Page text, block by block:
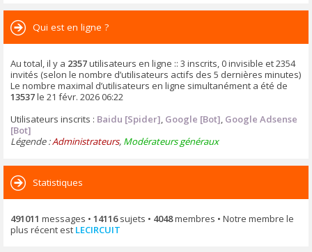
Qui est en ligne ?
Au total, il y a 2357utilisateurs en ligne :: 3 inscrits, 0 invisible et 2354
invités (selon le nombre d’utilisateurs actifs des 5 dernières minutes)
Le nombre maximal d’utilisateurs en ligne simultanément a été de
13537le 21 févr. 2026 06:22
Utilisateurs inscrits : Baidu [Spider], Google [Bot], Google Adsense
[Bot]
Légende :Administrateurs, Modérateurs généraux
Statistiques
491011 messages • 14116sujets • 4048membres • Notre membre le
plus récent est LECIRCUIT